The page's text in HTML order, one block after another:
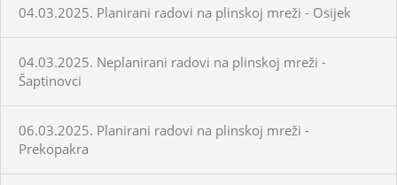
04.03.2025. Planirani radovi na plinskoj mreži - Osijek
04.03.2025. Neplanirani radovi na plinskoj mreži -
Šaptinovci
06.03.2025. Planirani radovi na plinskoj mreži -
Prekopakra